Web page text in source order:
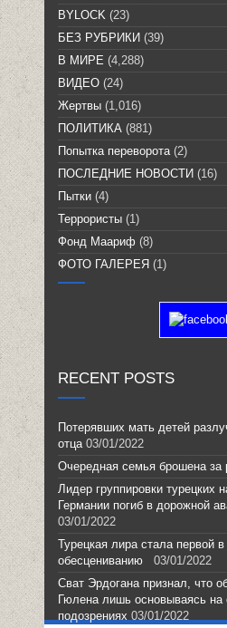
BYLOCK (23)
БЕЗ РУБРИКИ (39)
В МИРЕ (4,288)
ВИДЕО (24)
Жертвы (1,016)
ПОЛИТИКА (881)
Попытка переворота (2)
ПОСЛЕДНИЕ НОВОСТИ (16)
Пытки (4)
Террористы (1)
Фонд Маариф (8)
ФОТО ГАЛЕРЕЯ (1)
RECENT POSTS
Потерявших мать детей
отца 03/01/2022
Очередная семья брошена за
Лидер группировки турецких
Германии погиб в дорожной
03/01/2022
Турецкая лира стала первой
обесцениванию
03/01/2022
Сват Эрдогана признал, что
Гюлена лишь основываясь на
подозрениях 03/01/2022